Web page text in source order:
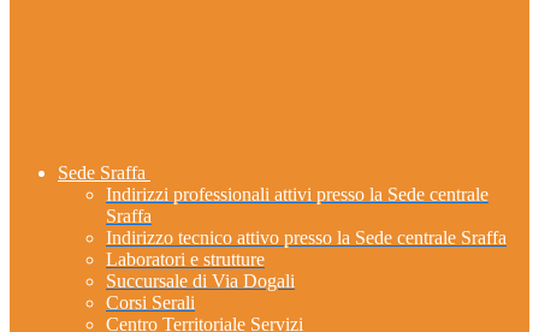
Sede Sraffa
Indirizzi professionali attivi presso la Sede centrale
Sraffa
Indirizzo tecnico attivo presso la Sede centrale Sraffa
Laboratori e strutture
Succursale di Via Dogali
Corsi Serali
Centro Territoriale Servizi